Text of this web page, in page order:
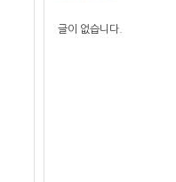
글이 없습니다.